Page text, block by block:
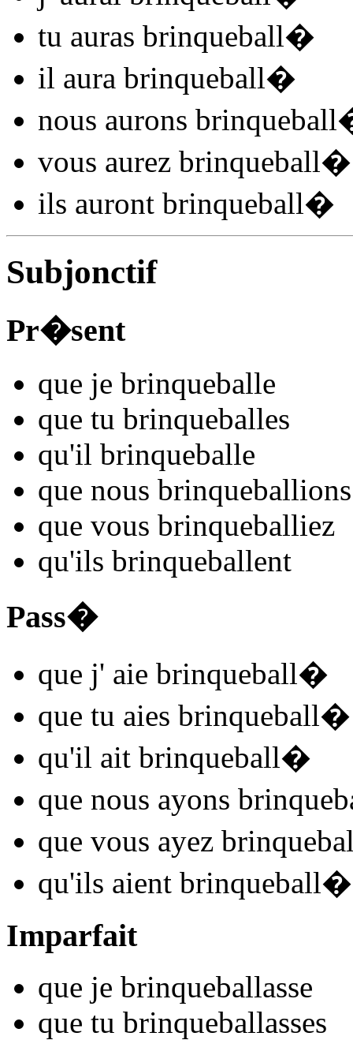
tu auras brinqueball�
il aura brinqueball�
nous aurons brinqueball
vous aurez brinqueball�
ils auront brinqueball�
Subjonctif
Pr�sent
que je brinqueballe
que tu brinqueballes
qu'il brinqueballe
que nous brinqueballions
que vous brinqueballiez
qu'ils brinqueballent
Pass�
que j' aie brinqueball�
que tu aies brinqueball�
qu'il ait brinqueball�
que nous ayons
que vous ayez
qu'ils aient brinqueball�
Imparfait
que je brinqueballasse
que tu brinqueballasses